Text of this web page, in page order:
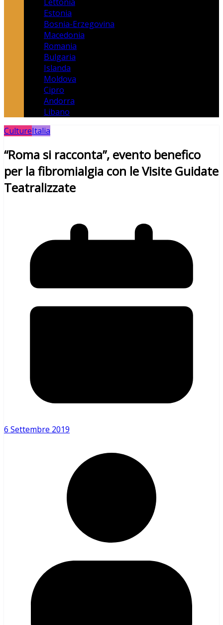
Estonia
Bosnia-Erzegovina
Macedonia
Romania
Bulgaria
Islanda
Moldova
Cipro
Andorra
Libano
CultureItalia
“Roma si racconta”, evento benefico
per la fibromialgia con le Visite Guidate
Teatralizzate
6 Settembre 2019